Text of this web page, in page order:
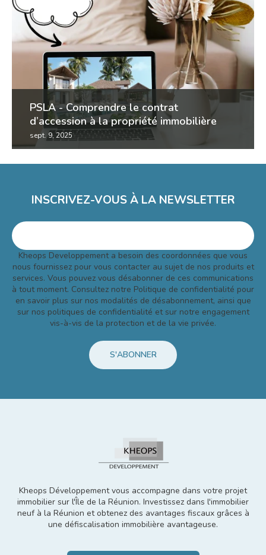
PSLA - Comprendre le contrat
d’accession à la propriété immobilière
sept. 9, 2025
modalités du contrat de location-accession (psla)
INSCRIVEZ-VOUS À LA NEWSLETTER
Kheops Developpement a besoin des coordonnées que vous
nous fournissez pour vous contacter au sujet de nos produits et
services. Vous pouvez vous désabonner de ces communications
à tout moment. Consultez notre Politique de confidentialité pour
en savoir plus sur nos modalités de désabonnement, ainsi que
sur nos politiques de confidentialité et sur notre engagement
vis-à-vis de la protection et de la vie privée.
Kheops Développement vous accompagne dans votre projet
immobilier sur l'Île de la Réunion. Investissez dans l'immobilier
neuf à la Réunion et obtenez des avantages fiscaux grâces à
une défiscalisation immobilière avantageuse.